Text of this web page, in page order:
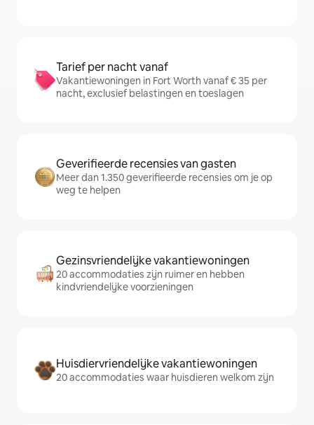
Tarief per nacht vanaf
Vakantiewoningen in Fort Worth vanaf € 35 per
nacht, exclusief belastingen en toeslagen
Geverifieerde recensies van gasten
Meer dan 1.350 geverifieerde recensies om je op
weg te helpen
Gezinsvriendelijke vakantiewoningen
20 accommodaties zijn ruimer en hebben
kindvriendelijke voorzieningen
Huisdiervriendelijke vakantiewoningen
20 accommodaties waar huisdieren welkom zijn